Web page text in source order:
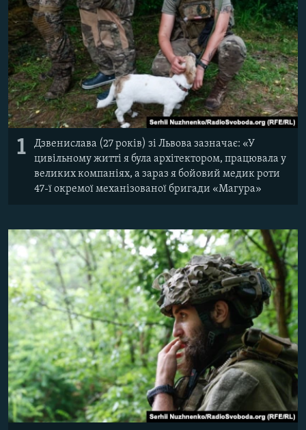
Усі сайти RFE/RL
1
Дзвенислава (27 років) зі Львова зазначає: «У
цивільному житті я була архітектором, працювала у
великих компаніях, а зараз я бойовий медик роти
47-ї окремої механізованої бригади «Магура»